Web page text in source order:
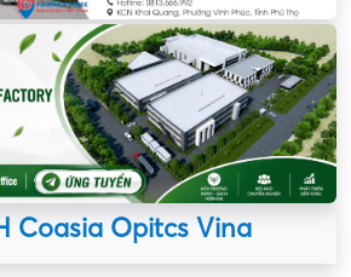
Coasia Opitcs Vina